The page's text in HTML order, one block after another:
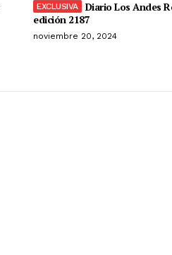
Diario Los Andes
edición 2187
noviembre 20, 2024